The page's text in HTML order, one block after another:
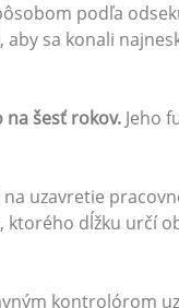
podľa
sa konali
šesť rokov. Jeho
uzavretie
dĺžku určí
kontrolórom